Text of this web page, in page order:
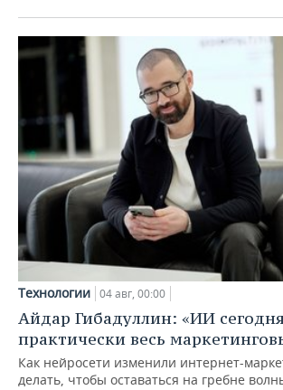
Технологии 04 авг, 00:00
Айдар Гибадуллин: «ИИ
практически весь
Как нейросети изменили интернет-
делать, чтобы оставаться на гребне